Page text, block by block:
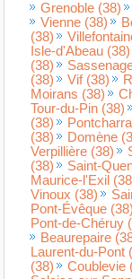
Grenoble (38)
Vienne (38)
(38)
Isle-d'Abeau (38)
(38)
(38)
Vif (38)
Moirans (38)
Tour-du-Pin (38)
(38)
(38)
Domène
Verpillière (38)
(38)
Saint-
Maurice-l'Exil
Vinoux (38)
Pont-Évêque (38)
Pont-de-Chéruy
Beaurepaire
Laurent-du-Pont
(38)
Coublevie